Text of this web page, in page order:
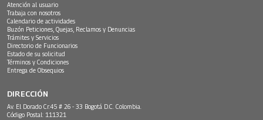
Atención al usuario
Trabaja con nosotros
Calendario de actividades
Buzón Peticiones, Quejas, Reclamos y Denuncias
Trámites y Servicios
Directorio de Funcionarios
Estado de su solicitud
Términos y Condiciones
Entrega de Obsequios
DIRECCIÓN
Av. El Dorado Cr.45 # 26 - 33 Bogotá D.C. Colombia.
Código Postal: 111321